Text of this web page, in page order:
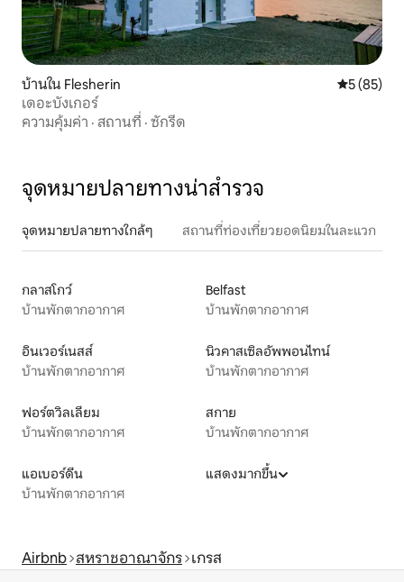
บ้านใน Flesherin คะแนนเฉลี่
5 (85)
เดอะบังเกอร์
ความคุ้มค่า · สถานที่ · ซักรีด
จุดหมายปลายทางน่าสำรวจ
จุดหมายปลายทางใกล้ๆ สถานที่ท่องเที่ยวยอดนิยมในละแวก
กลาสโกว์
บ้านพักตากอากาศ
Belfast
บ้านพักตากอากาศ
อินเวอร์เนสส์
บ้านพักตากอากาศ
นิวคาสเซิลอัพพอนไทน์
บ้านพักตากอากาศ
ฟอร์ตวิลเลียม
บ้านพักตากอากาศ
สกาย
บ้านพักตากอากาศ
แอเบอร์ดีน
บ้านพักตากอากาศ
แสดงมากขึ้น
Airbnb สหราชอาณาจักร เกรส